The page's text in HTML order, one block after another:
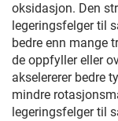
oksidasjon. Den
legeringsfelger til
bedre enn mange
de oppfyller eller
akselererer bedre
mindre
legeringsfelger til